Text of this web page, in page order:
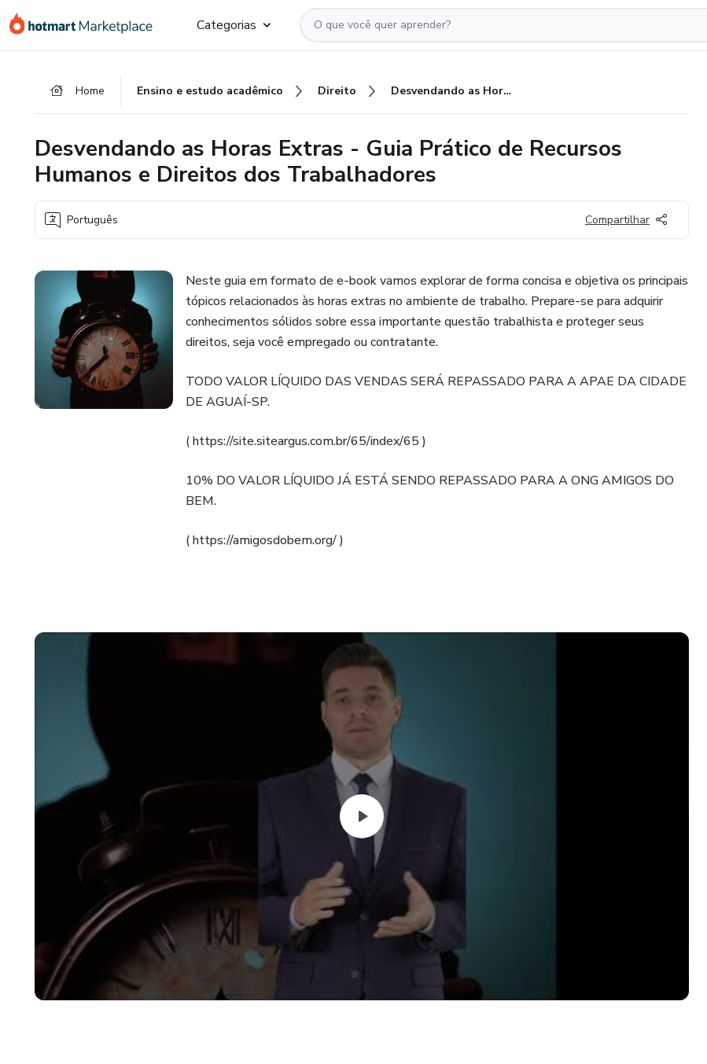
para
para
para
Categorias
Home Ensino e estudo acadêmico Direito Desvendando as Horas Extras - Guia Prático de Recursos Humanos e Direitos dos Trabalhadores
Desvendando as Horas Extras - Guia Prático de Recursos
Humanos e Direitos dos Trabalhadores
Português Compartilhar
Neste guia em formato de e-book vamos explorar de forma concisa e objetiva os principais
tópicos relacionados às horas extras no ambiente de trabalho. Prepare-se para adquirir
conhecimentos sólidos sobre essa importante questão trabalhista e proteger seus
direitos, seja você empregado ou contratante.
TODO VALOR LÍQUIDO DAS VENDAS SERÁ REPASSADO PARA A APAE DA CIDADE
DE AGUAÍ-SP.
( https://site.siteargus.com.br/65/index/65 )
10% DO VALOR LÍQUIDO JÁ ESTÁ SENDO REPASSADO PARA A ONG AMIGOS DO
BEM.
( https://amigosdobem.org/ )